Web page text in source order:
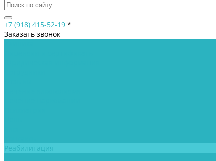
+7 (918) 415-52-19 *
Заказать звонок
Реабилитация